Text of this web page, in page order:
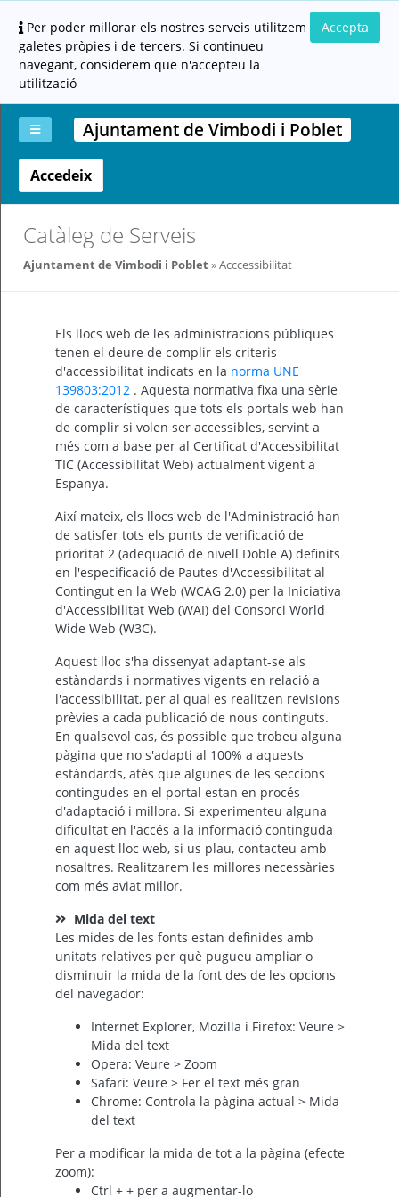
Per poder millorar els nostres serveis utilitzem
galetes pròpies i de tercers. Si continueu
navegant, considerem que n'accepteu la
utilització
Accepta
La
meva
carpeta
Aportar
documentació
Carpeta
ciutadana
(altres
administracions)
Altres
Ajuda
incidència,
ajuntament.
Ajuntament de Vimbodi i Poblet
Accedeix
Catàleg de Serveis
Ajuntament de Vimbodi i Poblet Acccessibilitat
Els llocs web de les administracions públiques
tenen el deure de complir els criteris
d'accessibilitat indicats en la norma UNE
139803:2012 . Aquesta normativa fixa una sèrie
de característiques que tots els portals web han
de complir si volen ser accessibles, servint a
més com a base per al Certificat d'Accessibilitat
TIC (Accessibilitat Web) actualment vigent a
Espanya.
Així mateix, els llocs web de l'Administració han
de satisfer tots els punts de verificació de
prioritat 2 (adequació de nivell Doble A) definits
en l'especificació de Pautes d'Accessibilitat al
Contingut en la Web (WCAG 2.0) per la Iniciativa
d'Accessibilitat Web (WAI) del Consorci World
Wide Web (W3C).
Aquest lloc s'ha dissenyat adaptant-se als
estàndards i normatives vigents en relació a
l'accessibilitat, per al qual es realitzen revisions
prèvies a cada publicació de nous continguts.
En qualsevol cas, és possible que trobeu alguna
pàgina que no s'adapti al 100% a aquests
estàndards, atès que algunes de les seccions
contingudes en el portal estan en procés
d'adaptació i millora. Si experimenteu alguna
dificultat en l'accés a la informació continguda
en aquest lloc web, si us plau, contacteu amb
nosaltres. Realitzarem les millores necessàries
com més aviat millor.
Mida del text
Les mides de les fonts estan definides amb
unitats relatives per què pugueu ampliar o
disminuir la mida de la font des de les opcions
del navegador:
Internet Explorer, Mozilla i Firefox: Veure >
Mida del text
Opera: Veure > Zoom
Safari: Veure > Fer el text més gran
Chrome: Controla la pàgina actual > Mida
del text
Per a modificar la mida de tot a la pàgina (efecte
zoom):
Ctrl + + per a augmentar-lo